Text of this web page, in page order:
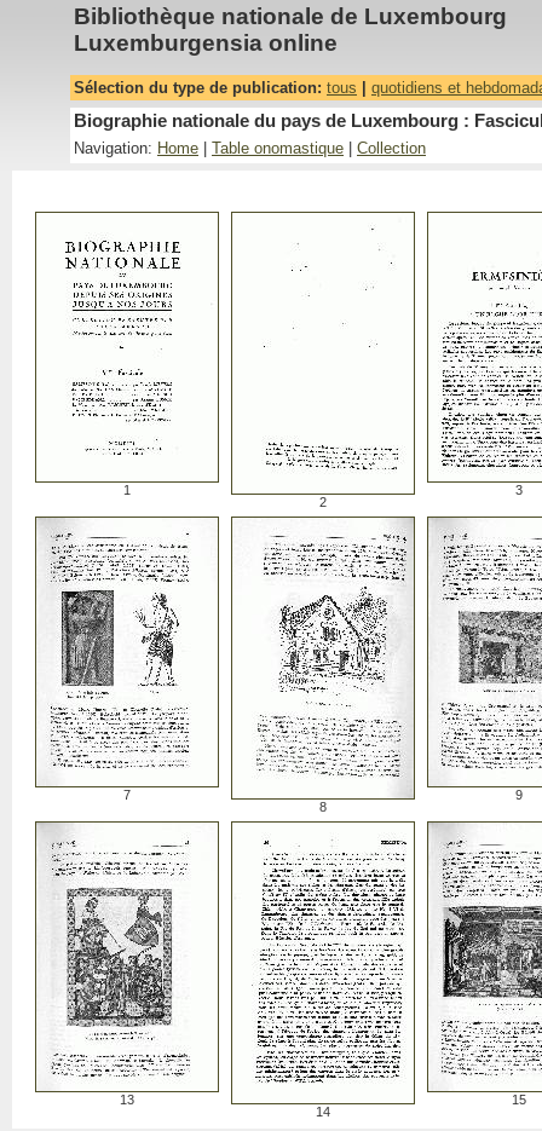
Bibliothèque nationale de Luxembourg
Luxemburgensia online
Sélection du type de publication: tous quotidiens et
Biographie nationale du pays de Luxembourg :
Navigation: Home Table onomastique Collection
1
2
3
7
8
9
13
14
15